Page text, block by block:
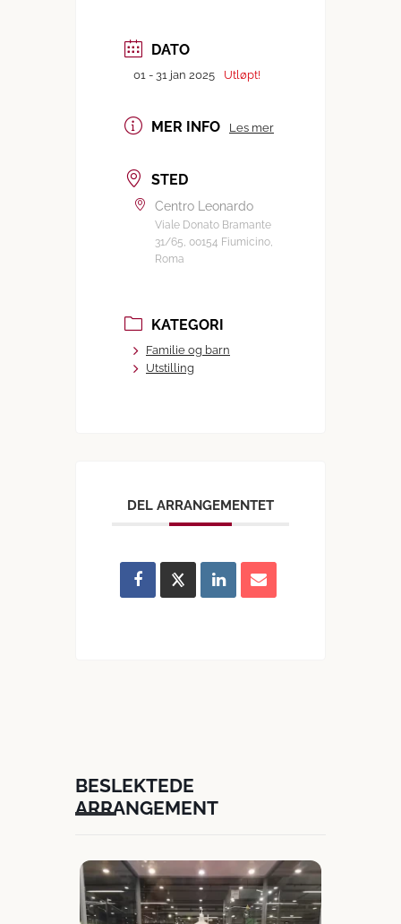
DATO
01 - 31 jan 2025 Utløpt!
MER INFO Les mer
STED
Centro Leonardo
Viale Donato Bramante
31/65, 00154 Fiumicino,
Roma
KATEGORI
Familie og barn
Utstilling
DEL ARRANGEMENTET
BESLEKTEDE
ARRANGEMENT